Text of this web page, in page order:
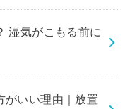
湿気がこもる前に
がいい理由｜放置